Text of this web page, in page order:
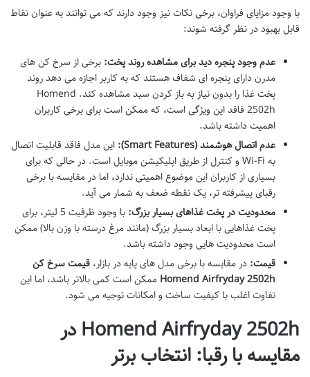
با وجود مزایای فراوان، برخی نکات نیز وجود دارند که می توانند به عنوان نقاط
قابل بهبود در نظر گرفته شوند:
عدم وجود پنجره دید برای مشاهده روند پخت: برخی از سرخ کن های
مدرن دارای پنجره ای شفاف هستند که به کاربر اجازه می دهد روند
پخت غذا را بدون نیاز به باز کردن سبد مشاهده کند. Homend
2502h فاقد این ویژگی است، که ممکن است برای برخی کاربران
اهمیت داشته باشد.
عدم اتصال هوشمند (Smart Features):
این مدل فاقد قابلیت اتصال
به Wi-Fi و کنترل از طریق اپلیکیشن موبایل است. در حالی که برای
بسیاری از کاربران این موضوع اهمیتی ندارد، اما در مقایسه با برخی
رقبای پیشرفته تر، یک نقطه ضعف به شمار می آید.
محدودیت در پخت غذاهای بسیار بزرگ:
با وجود ظرفیت 5 لیتر، برای
پخت غذاهایی با ابعاد بسیار بزرگ (مانند مرغ درسته با وزن بالا) ممکن
است محدودیت هایی وجود داشته باشد.
قیمت: در مقایسه با برخی مدل های پایه در بازار، قیمت سرخ کن
Homend Airfryday 2502h ممکن است کمی بالاتر باشد، اما این
تفاوت اغلب با کیفیت ساخت و امکانات توجیه می شود.
Homend Airfryday 2502h در
مقایسه با رقبا: انتخاب برتر